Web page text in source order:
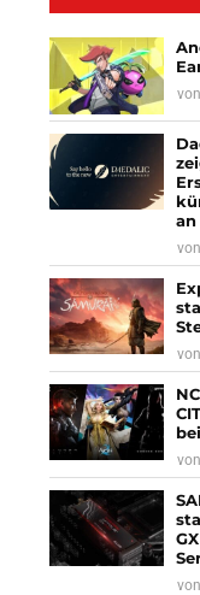
an
von
von
von
von